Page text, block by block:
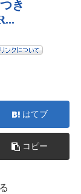
はてブ
コピー